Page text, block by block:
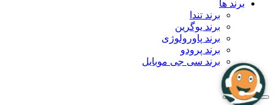
برند ها
برند تندا
برند یوگرین
برند پاورولوژی
برند پرودو
برند سی جی موبایل
بلاگ